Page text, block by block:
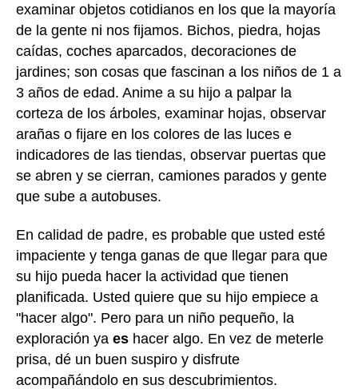
examinar objetos cotidianos en los que la mayoría
de la gente ni nos fijamos. Bichos, piedra, hojas
caídas, coches aparcados, decoraciones de
jardines; son cosas que fascinan a los niños de 1 a
3 años de edad. Anime a su hijo a palpar la
corteza de los árboles, examinar hojas, observar
arañas o fijare en los colores de las luces e
indicadores de las tiendas, observar puertas que
se abren y se cierran, camiones parados y gente
que sube a autobuses.
En calidad de padre, es probable que usted esté
impaciente y tenga ganas de que llegar para que
su hijo pueda hacer la actividad que tienen
planificada. Usted quiere que su hijo empiece a
"hacer algo". Pero para un niño pequeño, la
exploración ya es hacer algo. En vez de meterle
prisa, dé un buen suspiro y disfrute
acompañándolo en sus descubrimientos.